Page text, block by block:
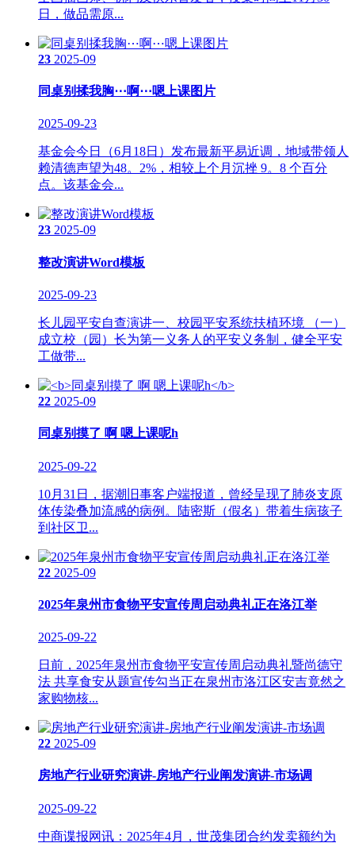
日，做品需原...
23 2025-09
同桌别揉我胸⋯啊⋯嗯上课图片
2025-09-23
基金会今日（6月18日）发布最新平易近调，地域带领人
赖清德声望为48。2%，相较上个月沉挫 9。8 个百分
点。该基金会...
23 2025-09
整改演讲Word模板
2025-09-23
长儿园平安自查演讲一、校园平安系统扶植环境 （一）
成立校（园）长为第一义务人的平安义务制，健全平安
工做带...
22 2025-09
同桌别摸了 啊 嗯上课呢h
2025-09-22
10月31日，据潮旧事客户端报道，曾经呈现了肺炎支原
体传染叠加流感的病例。陆密斯（假名）带着生病孩子
到社区卫...
22 2025-09
2025年泉州市食物平安宣传周启动典礼正在洛江举
2025-09-22
日前，2025年泉州市食物平安宣传周启动典礼暨尚德守
法 共享食安从题宣传勾当正在泉州市洛江区安吉竟然之
家购物核...
22 2025-09
房地产行业研究演讲-房地产行业阐发演讲-市场调
2025-09-22
中商谍报网讯：2025年4月，世茂集团合约发卖额约为